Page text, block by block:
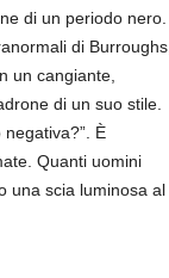
di un periodo nero.
di Burroughs,
un cangiante,
di un suo stile.
È
Quanti uomini
una scia luminosa al